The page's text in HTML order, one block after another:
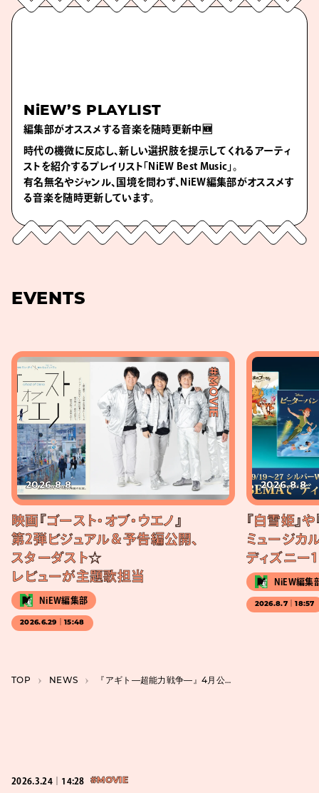
NiEW’S PLAYLIST
編集部がオススメする音楽を随時更新中🆕
時代の機微に反応し、新しい選択肢を提示してくれるアーティ
ストを紹介するプレイリスト「NiEW Best Music」。
有名無名やジャンル、国境を問わず、NiEW編集部がオススメす
る音楽を随時更新しています。
EVENTS
#MOVIE
2026.8.8
映画『ゴースト・オブ・ウエノ』
第2弾ビジュアル＆予告編公開、
スターダスト☆
レビューが主題歌担当
NiEW編集部
2026.6.29｜15:48
2026.8.8
『白雪姫』
ミュージカル
ディズニー
NiEW編集
2026.8.7｜18:57
TOP NEWS 『アギト―超能力戦争―』4月公開。仮面ライダーではなく、25年後の「アギト」の物語
2026.3.24｜14:28 #MOVIE